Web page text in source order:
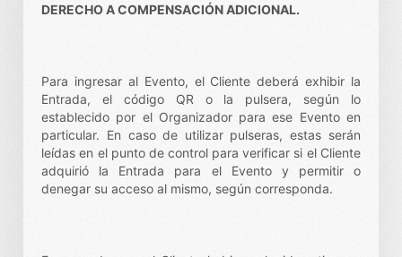
DERECHO A COMPENSACIÓN ADICIONAL.
Para ingresar al Evento, el Cliente deberá exhibir la
Entrada, el código QR o la pulsera, según lo
establecido por el Organizador para ese Evento en
particular. En caso de utilizar pulseras, estas serán
leídas en el punto de control para verificar si el Cliente
adquirió la Entrada para el Evento y permitir o
denegar su acceso al mismo, según corresponda.